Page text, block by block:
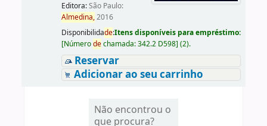
Editora:São Paulo:
Almedina,2016
Disponibilidade:Itens disponíveis para empréstimo:
[Númerodechamada:342.2 D598] (2).
Reservar
Adicionar ao seu carrinho
Não encontrou o
que procura?